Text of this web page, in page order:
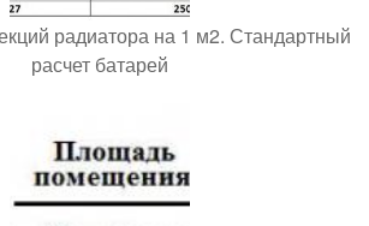
радиатора на 1 м2. Стандартный
расчет батарей